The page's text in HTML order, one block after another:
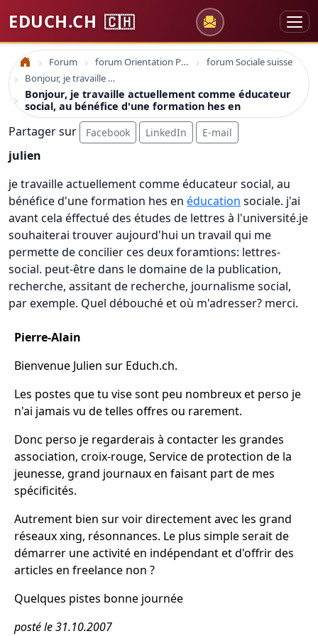
EDUCH.CH 🇨🇭
Accueil Forum forum Orientation Professionnelle
forum Sociale suisse
Bonjour, je travaille actuellement comme éducateur social, au bénéfice d'une formation hes en
Bonjour, je travaille actuellement comme éducateur
social, au bénéfice d'une formation hes en
Partager sur Facebook LinkedIn E-mail
julien
je travaille actuellement comme éducateur social, au
bénéfice d'une formation hes en éducation sociale. j'ai
avant cela éffectué des études de lettres à l'université.je
souhaiterai trouver aujourd'hui un travail qui me
permette de concilier ces deux foramtions: lettres-
social. peut-être dans le domaine de la publication,
recherche, assitant de recherche, journalisme social,
par exemple. Quel débouché et où m'adresser? merci.
Pierre-Alain
Bienvenue Julien sur Educh.ch.
Les postes que tu vise sont peu nombreux et perso je
n'ai jamais vu de telles offres ou rarement.
Donc perso je regarderais à contacter les grandes
association, croix-rouge, Service de protection de la
jeunesse, grand journaux en faisant part de mes
spécificités.
Autrement bien sur voir directement avec les grand
réseaux xing, résonnances. Le plus simple serait de
démarrer une activité en indépendant et d'offrir des
articles en freelance non ?
Quelques pistes bonne journée
posté le 31.10.2007